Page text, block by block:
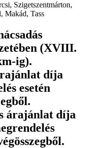
Szigetszentmárton,
Makád, Tass
(XVIII.
ig).
díja
esetén
árajánlat díja